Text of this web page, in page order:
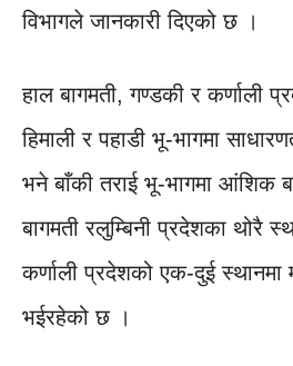
विभागले जानकारी दिएको छ ।
हाल बागमती, गण्डकी र कर्णाली
हिमाली र पहाडी भू-भागमा
भने बाँकी तराई भू-भागमा आंशिक
बागमती रलुम्बिनी प्रदेशका थोरै
कर्णाली प्रदेशको एक-दुई स्थानमा
भईरहेको छ ।